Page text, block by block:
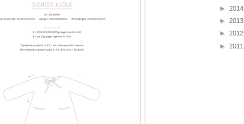
► 2014
► 2013
► 2012
► 2011